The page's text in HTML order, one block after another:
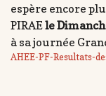
espère encore
PIRAEle
à sa journée
AHEE-PF-Resultats-